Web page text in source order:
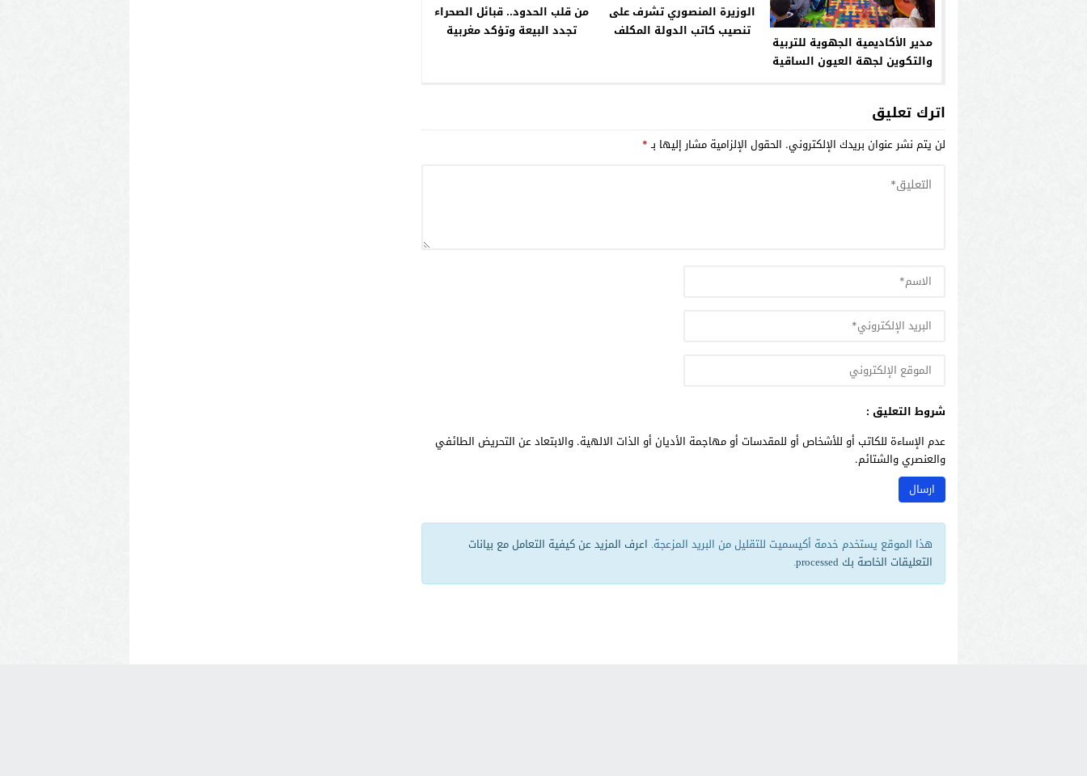
مدير الأكاديمية الجهوية للتربية
والتكوين لجهة العيون الساقية
الوزيرة المنصوري تشرف على
تنصيب كاتب الدولة المكلف
من قلب الحدود.. قبائل الصحراء
تجدد البيعة وتؤكد مغربية
اترك تعليق
لن يتم نشر عنوان بريدك الإلكتروني. الحقول الإلزامية مشار إليها بـ*
شروط التعليق :
عدم الإساءة للكاتب أو للأشخاص أو للمقدسات أو مهاجمة الأديان أو الذات الالهية. والابتعاد عن التحريض الطائفي
والعنصري والشتائم.
هذا الموقع يستخدم خدمة أكيسميت للتقليل من البريد المزعجة. اعرف المزيد عن كيفية التعامل مع بيانات
التعليقات الخاصة بك processed
.